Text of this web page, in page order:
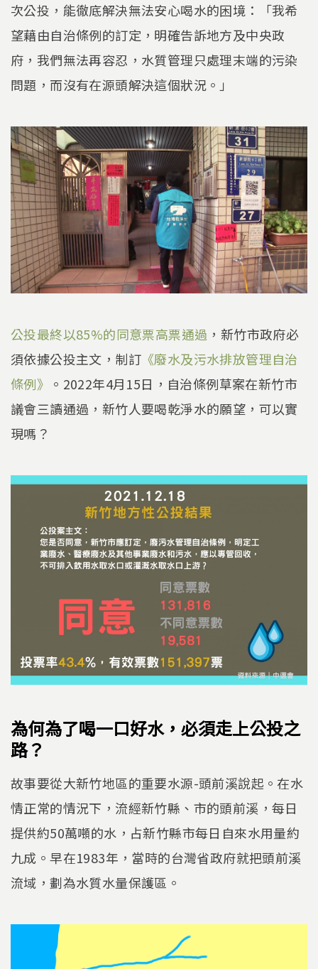
次公投，能徹底解決無法安心喝水的困境：「我希
望藉由自治條例的訂定，明確告訴地方及中央政
府，我們無法再容忍，水質管理只處理末端的污染
問題，而沒有在源頭解決這個狀況。」
公投最終以85%的同意票高票通過 ，新竹市政府必
須依據公投主文，制訂 《廢水及污水排放管理自治
條例》 。2022年4月15日，自治條例草案在新竹市
議會三讀通過，新竹人要喝乾淨水的願望，可以實
現嗎？
為何為了喝一口好水，必須走上公投之
路？
故事要從大新竹地區的重要水源-頭前溪說起。在水
情正常的情況下，流經新竹縣、市的頭前溪，每日
提供約50萬噸的水，占新竹縣市每日自來水用量約
九成。早在1983年，當時的台灣省政府就把頭前溪
流域，劃為水質水量保護區。